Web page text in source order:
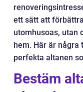
ett sätt att
utomhusoas, utan
hem. Här är några
perfekta altanen
Bestäm